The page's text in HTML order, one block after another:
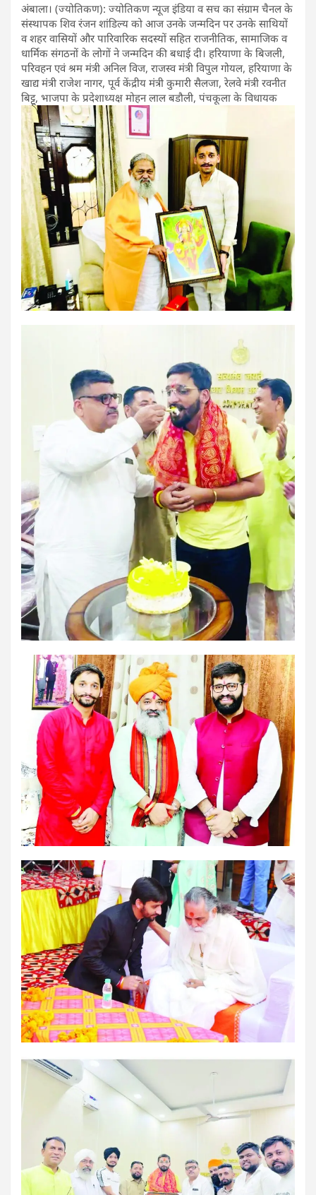
अंबाला। (ज्योतिकण): ज्योतिकण न्यूज इंडिया व सच का संग्राम चैनल के
संस्थापक शिव रंजन शांडिल्य को आज उनके जन्मदिन पर उनके साथियों
व शहर वासियों और पारिवारिक सदस्यों सहित राजनीतिक, सामाजिक व
धार्मिक संगठनों के लोगों ने जन्मदिन की बधाई दी। हरियाणा के बिजली,
परिवहन एवं श्रम मंत्री अनिल विज, राजस्व मंत्री विपुल गोयल, हरियाणा के
खाद्य मंत्री राजेश नागर, पूर्व केंद्रीय मंत्री कुमारी सैलजा, रेलवे मंत्री रवनीत
बिट्टू, भाजपा के प्रदेशाध्यक्ष मोहन लाल बडौली, पंचकूला के विधायक